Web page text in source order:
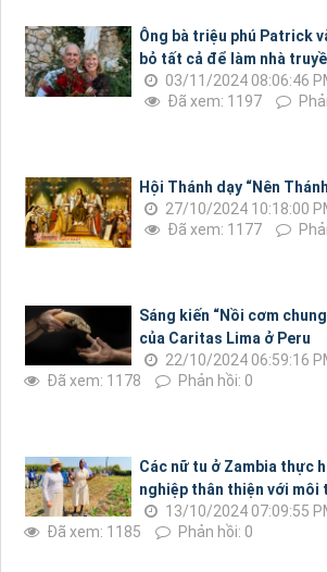
Ông bà triệu phú Patrick
bỏ tất cả để làm nhà
03/11/2024 08:06:46
Đã xem: 1197
Hội Thánh dạy “Nên
27/10/2024 10:18:00
Đã xem: 1177
Sáng kiến “Nồi cơm
của Caritas Lima ở Peru
22/10/2024 06:59:16
Đã xem: 1178
Phản hồi: 0
Các nữ tu ở Zambia thực
nghiệp thân thiện với môi
13/10/2024 07:09:55
Đã xem: 1185
Phản hồi: 0